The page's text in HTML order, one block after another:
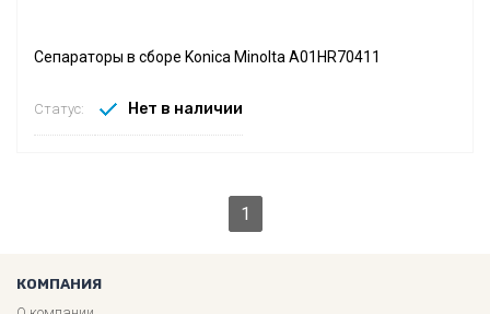
Сепараторы в сборе Konica Minolta A01HR70411
Статус: Нет в наличии
1
КОМПАНИЯ